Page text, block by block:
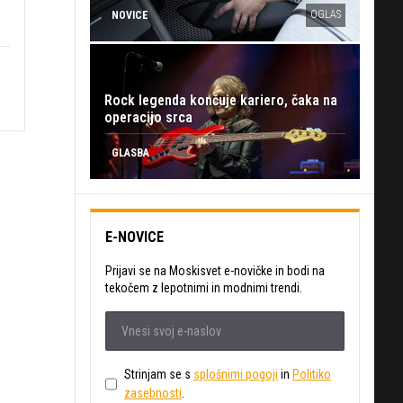
NOVICE OGLAS
Rock legenda končuje kariero, čaka na
operacijo srca
GLASBA
E-NOVICE
Prijavi se na Moskisvet e-novičke in bodi na
tekočem z lepotnimi in modnimi trendi.
Strinjam se s splošnimi pogoji in Politiko
zasebnosti